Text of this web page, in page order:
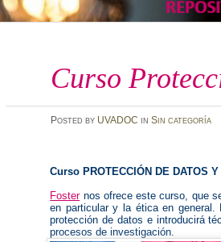
Curso
Posted by UVADOC in Sin categoría
Curso PROTECCIÓN DE DATOS
Fosternos ofrece este curso, que
en particular y la ética en general.
protección de datos e introducirá
procesos de investigación.